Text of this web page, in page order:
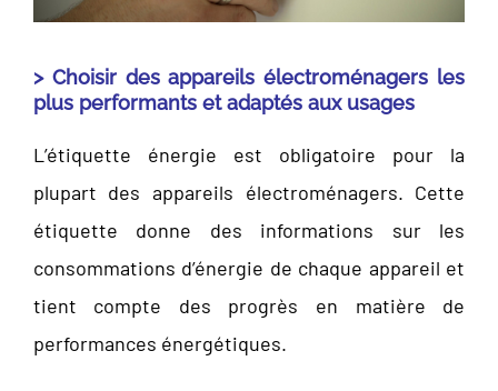
> Choisir des appareils électroménagers les
plus performants et adaptés aux usages
L’étiquette énergie est obligatoire pour la
plupart des appareils électroménagers. Cette
étiquette donne des informations sur les
consommations d’énergie de chaque appareil et
tient compte des progrès en matière de
performances énergétiques.